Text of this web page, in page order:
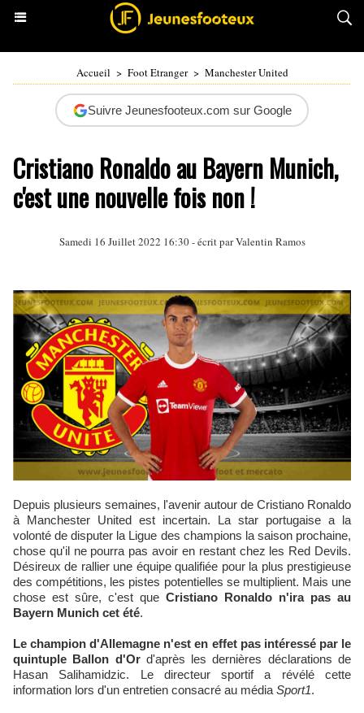
Accueil > Foot Etranger > Manchester United
Suivre Jeunesfooteux.com sur Google
Cristiano Ronaldo au Bayern Munich,
c'est une nouvelle fois non !
Samedi 16 Juillet 2022 16:30 - écrit parValentin Ramos
Depuis plusieurs semaines, l'avenir autour de Cristiano Ronaldo
à Manchester United est incertain. La star portugaise a la
volonté de disputer la Ligue des champions la saison prochaine,
chose qu'il ne pourra pas avoir en restant chez les Red Devils.
Désireux de rallier une équipe qualifiée pour la plus prestigieuse
des compétitions, les pistes potentielles se multiplient. Mais une
chose est sûre, c'est que Cristiano Ronaldo n'ira pas au
Bayern Munich cet été.
Le champion d'Allemagne n'est en effet pas intéressé par le
quintuple Ballon d'Ord'après les dernières déclarations de
Hasan Salihamidzic. Le directeur sportif a révélé cette
information lors d'un entretien consacré au média Sport1.